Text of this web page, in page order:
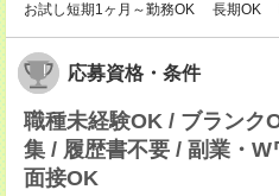
お試し短期1ヶ月～勤務OK 長期OK
応募資格・条件
職種未経験OK / ブランク
集 / 履歴書不要 / 副業・W
面接OK